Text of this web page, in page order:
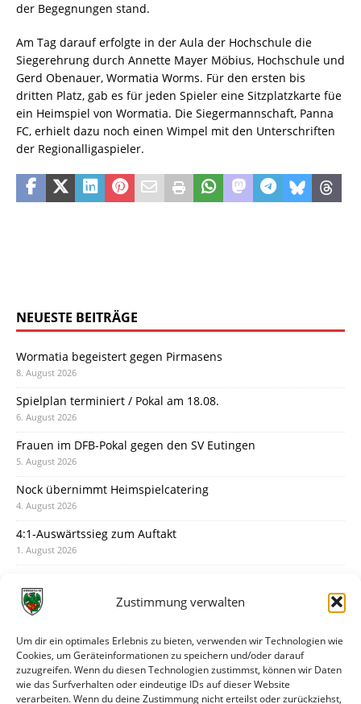
Zustimmung verwalten
Um dir ein optimales Erlebnis zu bieten, verwenden wir Technologien wie
Cookies, um Geräteinformationen zu speichern und/oder darauf
zuzugreifen. Wenn du diesen Technologien zustimmst, können wir Daten
wie das Surfverhalten oder eindeutige IDs auf dieser Website
verarbeiten. Wenn du deine Zustimmung nicht erteilst oder zurückziehst,
der Begegnungen stand.
Am Tag darauf erfolgte in der Aula der Hochschule die
Siegerehrung durch Annette Mayer Möbius, Hochschule und
Gerd Obenauer, Wormatia Worms. Für den ersten bis
dritten Platz, gab es für jeden Spieler eine Sitzplatzkarte füe
ein Heimspiel von Wormatia. Die Siegermannschaft, Panna
FC, erhielt dazu noch einen Wimpel mit den Unterschriften
der Regionalligaspieler.
NEUESTE BEITRÄGE
Wormatia begeistert gegen Pirmasens
8. August 2026
Spielplan terminiert / Pokal am 18.08.
6. August 2026
Frauen im DFB-Pokal gegen den SV Eutingen
5. August 2026
Nock übernimmt Heimspielcatering
4. August 2026
4:1-Auswärtssieg zum Auftakt
1. August 2026
31. Juli 2026
30. Juli 2026
Deine Spielminute: 89+1
28. Juli 2026